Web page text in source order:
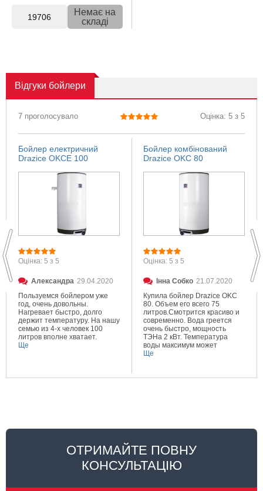
19706
Немає на
складі
Відгуки бойлери
7 проголосувало Оцінка: 5 з 5
Бойлер електричний
Drazice OKCE 100
Оцінка: 5 з 5
Александра 29.04.2020
Пользуемся бойлером уже
год, очень довольны.
Нагревает быстро, долго
держит температуру. На нашу
семью из 4-х человек 100
литров вполне хватает.
Ще
Бойлер комбінований
Drazice OKC 80
Оцінка: 5 з 5
Інна Собко 21.07.2020
Купила бойлер Drazice OKC
80. Объем его всего 75
литров.Смотрится красиво и
современно. Вода греется
очень быстро, мощность
ТЭНа 2 кВт. Температура
воды максимум может
составлять 80 градусов.
Ще
ОТРИМАЙТЕ ПОВНУ
КОНСУЛЬТАЦІЮ